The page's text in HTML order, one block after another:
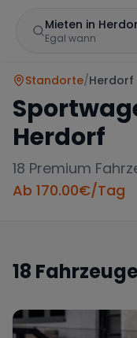
Mieten in
Egal wann
Standorte/Herdorf
Herdorf
18 Premium
Ab 170.00€/Tag
18